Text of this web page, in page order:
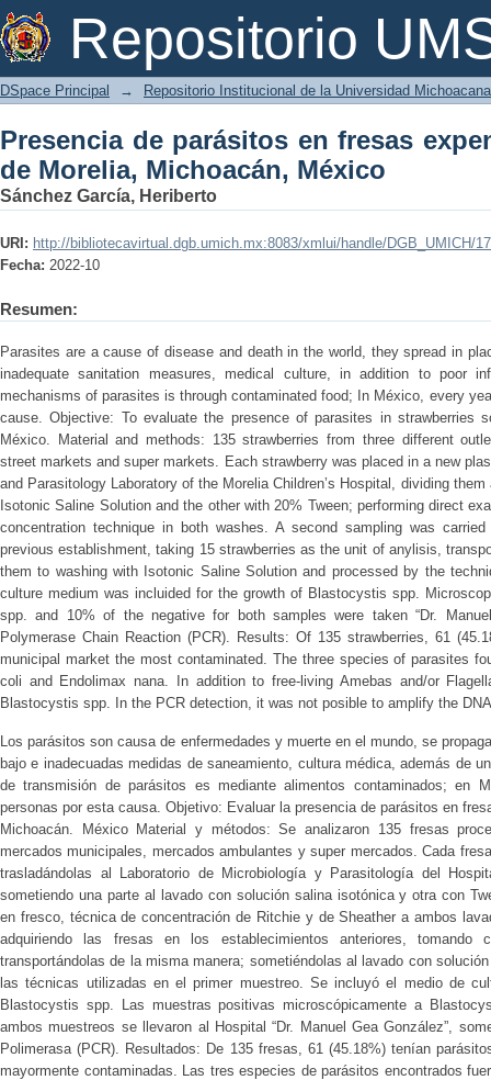
Repositorio
Presencia de parásitos en fresas
México
DSpace Principal → Repositorio Institucional de la Universidad
Presencia de parásitos en fresas
de Morelia, Michoacán, México
Sánchez García, Heriberto
URI: http://bibliotecavirtual.dgb.umich.mx:8083/xmlui/handle/DGB_UMICH/
Fecha: 2022-10
Resumen:
Parasites are a cause of disease and death in the world, they spread in
inadequate sanitation measures, medical culture, in addition to poor
mechanisms of parasites is through contaminated food; In México, every
cause. Objective: To evaluate the presence of parasites in strawberries
México. Material and methods: 135 strawberries from three different
street markets and super markets. Each strawberry was placed in a new
and Parasitology Laboratory of the Morelia Children’s Hospital, dividing
Isotonic Saline Solution and the other with 20% Tween; performing direct
concentration technique in both washes. A second sampling was
previous establishment, taking 15 strawberries as the unit of anylisis,
them to washing with Isotonic Saline Solution and processed by the
culture medium was incluided for the growth of Blastocystis spp.
spp. and 10% of the negative for both samples were taken “Dr.
Polymerase Chain Reaction (PCR). Results: Of 135 strawberries, 61
municipal market the most contaminated. The three species of parasites
coli and Endolimax nana. In addition to free-living Amebas and/or
Blastocystis spp. In the PCR detection, it was not posible to amplify the
Los parásitos son causa de enfermedades y muerte en el mundo, se
bajo e inadecuadas medidas de saneamiento, cultura médica, además de
de transmisión de parásitos es mediante alimentos contaminados; en
personas por esta causa. Objetivo: Evaluar la presencia de parásitos en
Michoacán. México Material y métodos: Se analizaron 135 fresas
mercados municipales, mercados ambulantes y super mercados. Cada
trasladándolas al Laboratorio de Microbiología y Parasitología del
sometiendo una parte al lavado con solución salina isotónica y otra con
en fresco, técnica de concentración de Ritchie y de Sheather a ambos
adquiriendo las fresas en los establecimientos anteriores,
transportándolas de la misma manera; sometiéndolas al lavado con
las técnicas utilizadas en el primer muestreo. Se incluyó el medio de
Blastocystis spp. Las muestras positivas microscópicamente a
ambos muestreos se llevaron al Hospital “Dr. Manuel Gea González”,
Polimerasa (PCR). Resultados: De 135 fresas, 61 (45.18%) tenían
mayormente contaminadas. Las tres especies de parásitos encontrados